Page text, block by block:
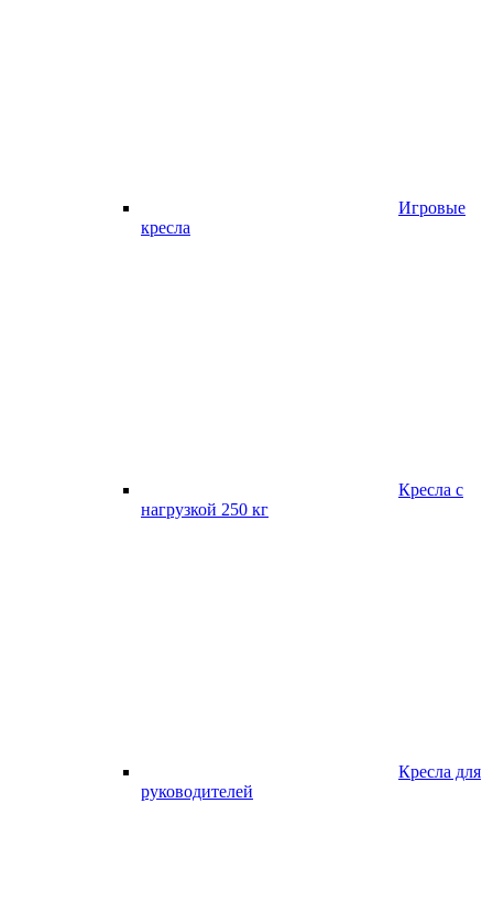
Игровые
кресла
Кресла с
нагрузкой 250 кг
Кресла для
руководителей